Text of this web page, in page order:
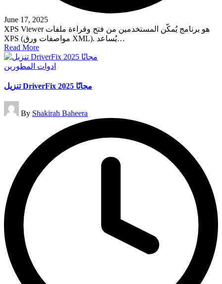
June 17, 2025
XPS Viewer هو برنامج يُمكّن المستخدمين من فتح وقراءة ملفات
XPS (مواصفات ورق XML). يُساعد…
Read More
Posted
ادوات المطورين
تنزيل DriverFix مجانًا 2025
Posted
by
By Shakirah Baheera